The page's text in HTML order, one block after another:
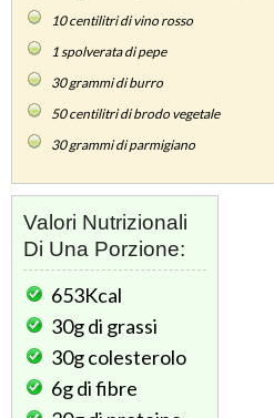
10centilitri di vino rosso
1spolverata di pepe
30grammi di burro
50centilitri di brodo vegetale
30grammi di parmigiano
Valori Nutrizionali
Di Una Porzione:
653Kcal
30gdi grassi
30gcolesterolo
6gdi fibre